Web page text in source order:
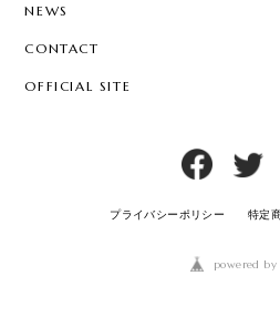
NEWS
CONTACT
OFFICIAL SITE
プライバシーポリシー 特定
powered by